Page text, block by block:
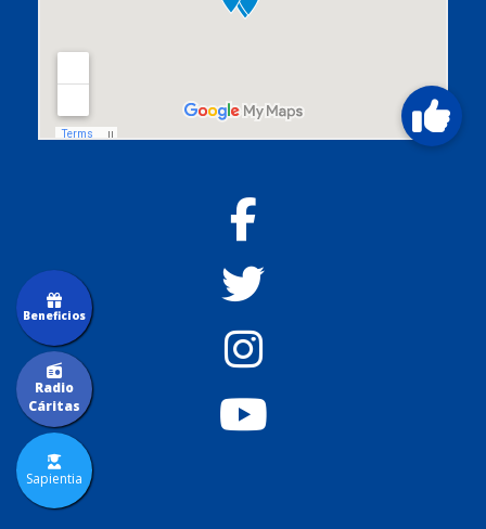
Sapientia
Radio
Cáritas
Beneficios